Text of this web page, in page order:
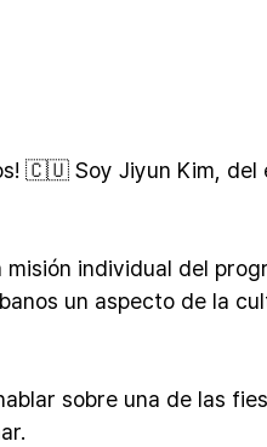
🇨🇺 Soy Jiyun Kim, del
misión individual del
un aspecto de la
sobre una de las